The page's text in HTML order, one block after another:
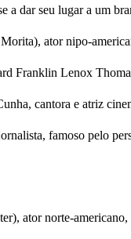
a dar seu lugar a um
ator nipo-
Franklin Lenox
cantora e atriz
famoso pelo
ator norte-